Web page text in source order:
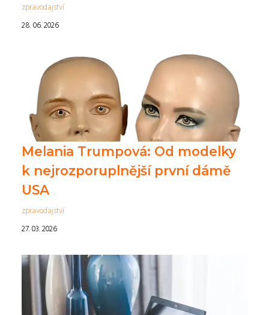
zpravodajství
28. 06. 2026
Melania Trumpová: Od modelky
k nejrozporuplnější první dámě
USA
zpravodajství
27. 03. 2026